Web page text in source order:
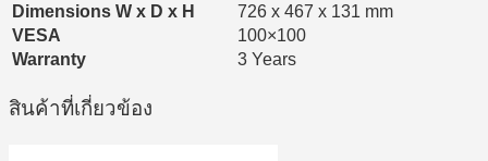
Dimensions W x D x H
726 x 467 x 131 mm
VESA
100×100
Warranty
3 Years
สินค้าที่เกี่ยวข้อง